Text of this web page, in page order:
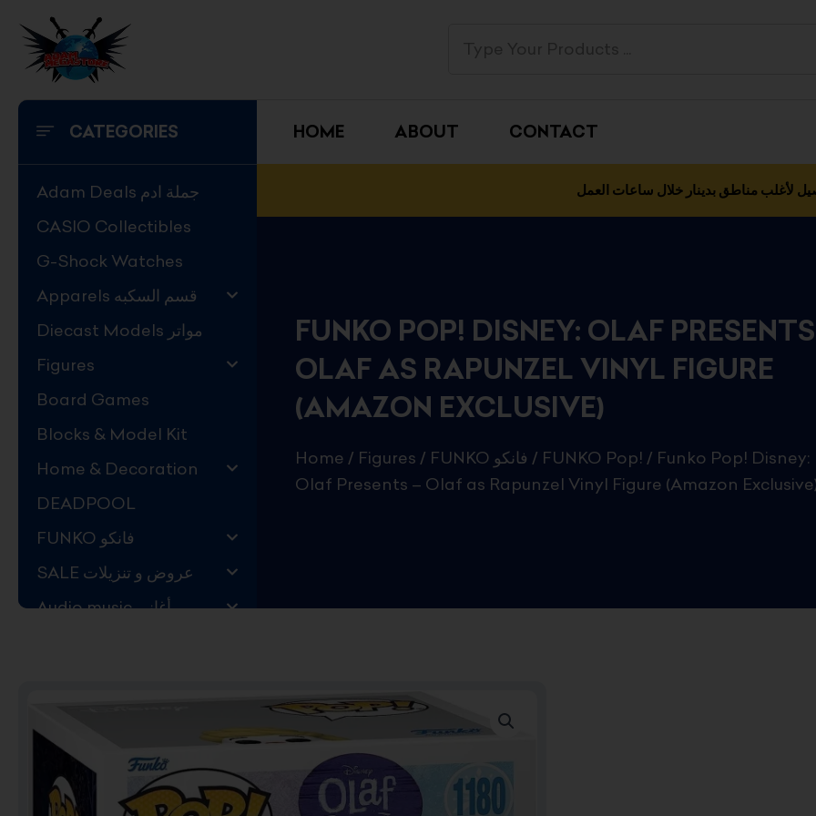
content
CATEGORIES
Adam Deals جملة ادم
CASIO Collectibles
G-Shock Watches
Apparels قسم السكبه
Diecast Models مواتر
Figures
Board Games
Blocks & Model Kit
Home & Decoration
DEADPOOL
FUNKO فانكو
SALE عروض و تنزيلات
Audio music أغاني
Movies on BLU-RAY,
DVD
The Adam Projects
HOME ABOUT CONTACT
لأغلب مناطق بدينار خلال ساعات العمل
FUNKO POP! DISNEY: OLAF
OLAF AS RAPUNZEL VINYL FIGURE
(AMAZON EXCLUSIVE)
Home / Figures / FUNKO فانكو / FUNKO Pop! / Funko Pop! Disney:
Olaf Presents – Olaf as Rapunzel Vinyl Figure (Amazon